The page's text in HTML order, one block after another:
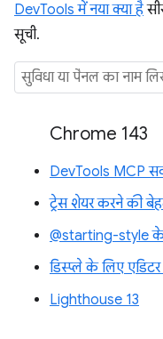
DevTools में नया क्या है
सूची.
Chrome 143
DevTools MCP
ट्रेस शेयर करने की
@starting-style के
डिस्प्ले के लिए
Lighthouse 13